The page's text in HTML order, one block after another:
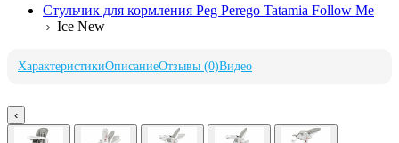
Стульчик для кормления Peg Perego Tatamia Follow Me
Ice New
ХарактеристикиОписаниеОтзывы (0)Видео
‹